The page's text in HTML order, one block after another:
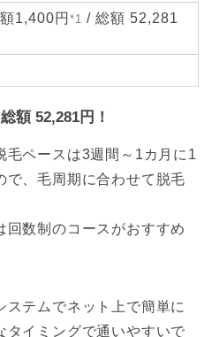
1,400円 *1 / 総額 52,281
額 52,281円！
毛ペースは3週間～1カ月に1
で、毛周期に合わせて脱毛
回数制のコースがおすすめ
ステムでネット上で簡単に
タイミングで通いやすいで